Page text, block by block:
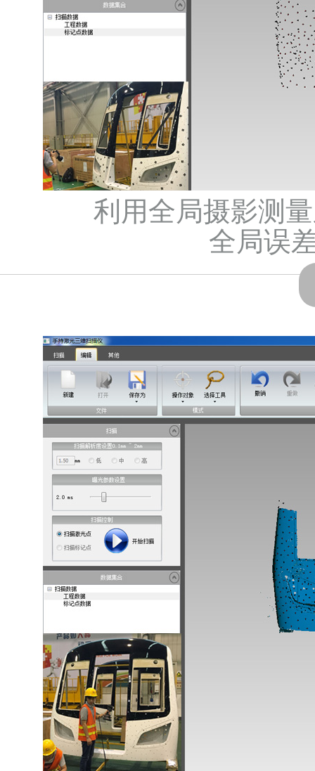
利用全局摄影测
全局误